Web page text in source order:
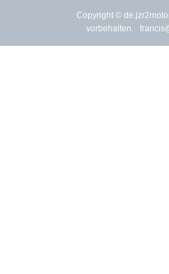
Copyright ©
vorbehalten.